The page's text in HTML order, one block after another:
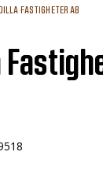
FASTIGHETER AB